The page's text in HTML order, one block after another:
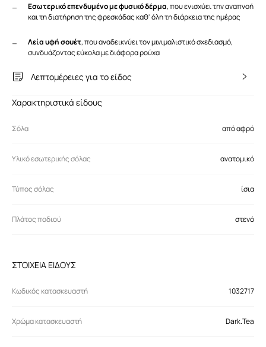
Εσωτερικό επενδυμένο με φυσικό δέρμα, που ενισχύει την αναπνοή
και τη διατήρηση της φρεσκάδας καθ' όλη τη διάρκεια της ημέρας
Λεία υφή σουέτ, που αναδεικνύει τον μινιμαλιστικό σχεδιασμό,
συνδυάζοντας εύκολα με διάφορα ρούχα
Λεπτομέρειες για το είδος
Χαρακτηριστικά είδους
Σόλα από αφρό
Υλικό εσωτερικής σόλας ανατομικό
Τύπος σόλας ίσια
Πλάτος ποδιού στενό
ΣΤΟΙΧΕΙΑ ΕΙΔΟΥΣ
Κωδικός κατασκευαστή 1032717
Χρώμα κατασκευαστή Dark.Tea